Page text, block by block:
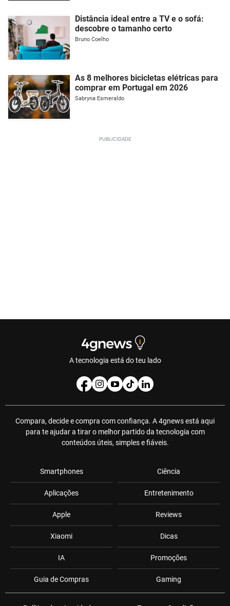
Distância ideal entre a TV e o sofá:
descobre o tamanho certo
Bruno Coelho
As 8 melhores bicicletas elétricas para
comprar em Portugal em 2026
Sabryna Esmeraldo
A tecnologia está do teu lado
Compara, decide e compra com confiança. A 4gnews está aqui
para te ajudar a tirar o melhor partido da tecnologia com
conteúdos úteis, simples e fiáveis.
Smartphones
Aplicações
Apple
Xiaomi
IA
Guia de Compras
Ciência
Entretenimento
Reviews
Dicas
Promoções
Gaming